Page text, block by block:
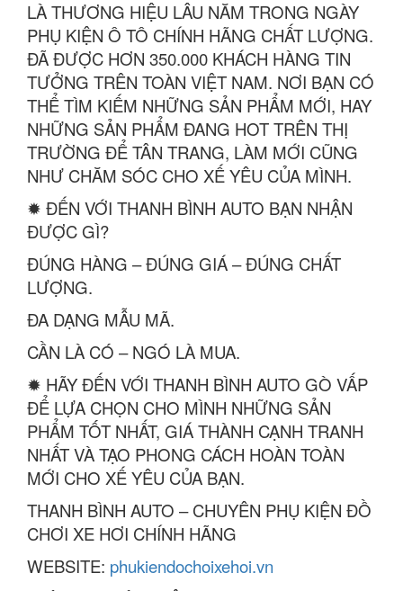
LÀ THƯƠNG HIỆU LÂU NĂM TRONG NGÀY
PHỤ KIỆN Ô TÔ CHÍNH HÃNG CHẤT LƯỢNG.
ĐÃ ĐƯỢC HƠN 350.000 KHÁCH HÀNG TIN
TƯỞNG TRÊN TOÀN VIỆT NAM. NƠI BẠN CÓ
THỂ TÌM KIẾM NHỮNG SẢN PHẨM MỚI, HAY
NHỮNG SẢN PHẨM ĐANG HOT TRÊN THỊ
TRƯỜNG ĐỂ TÂN TRANG, LÀM MỚI CŨNG
NHƯ CHĂM SÓC CHO XẾ YÊU CỦA MÌNH.
✹ ĐẾN VỚI THANH BÌNH AUTO BẠN NHẬN
ĐƯỢC GÌ?
ĐÚNG HÀNG – ĐÚNG GIÁ – ĐÚNG CHẤT
LƯỢNG.
ĐA DẠNG MẪU MÃ.
CẦN LÀ CÓ – NGÓ LÀ MUA.
✹ HÃY ĐẾN VỚI THANH BÌNH AUTO GÒ VẤP
ĐỂ LỰA CHỌN CHO MÌNH NHỮNG SẢN
PHẨM TỐT NHẤT, GIÁ THÀNH CẠNH TRANH
NHẤT VÀ TẠO PHONG CÁCH HOÀN TOÀN
MỚI CHO XẾ YÊU CỦA BẠN.
THANH BÌNH AUTO – CHUYÊN PHỤ KIỆN ĐỒ
CHƠI XE HƠI CHÍNH HÃNG
WEBSITE: phukiendochoixehoi.vn